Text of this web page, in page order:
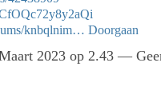
knbqlnim… Doorgaan
2023 op 2.43 —